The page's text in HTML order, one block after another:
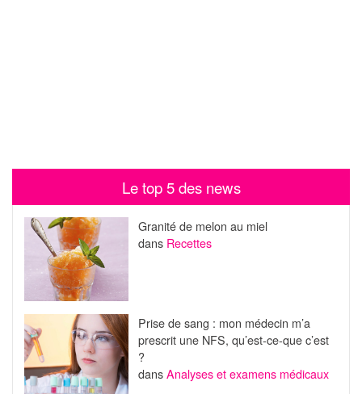
Le top 5 des news
Granité de melon au miel
dans Recettes
Prise de sang : mon médecin m’a
prescrit une NFS, qu’est-ce-que c’est
?
dansAnalyses et examens médicaux